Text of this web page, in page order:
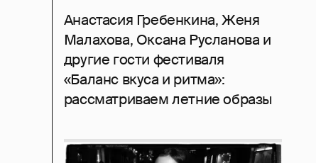
Анастасия Гребенкина, Женя
Малахова, Оксана Русланова и
другие гости фестиваля
«Баланс вкуса и ритма»:
рассматриваем летние образы